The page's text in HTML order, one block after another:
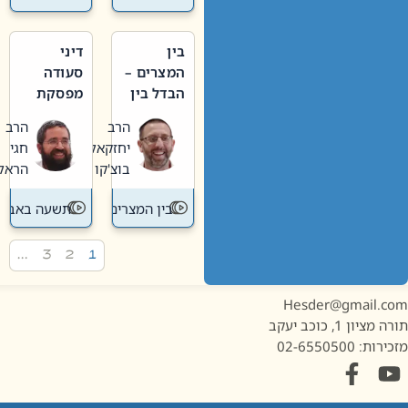
בין
המצרים –
הבדל בין
חדשה
לישנה
הרב
יחזקאל
בוצ'קו
בין המצרים
דיני
סעודה
מפסקת
תשעה
באב
הרב
חגי
הראל
תשעה באב
1, כוכב יעקב
02-6550500